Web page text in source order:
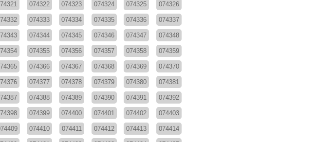
074322 074323 074324 074325 074326
074333 074334 074335 074336 074337
074344 074345 074346 074347 074348
074355 074356 074357 074358 074359
074366 074367 074368 074369 074370
074377 074378 074379 074380 074381
074388 074389 074390 074391 074392
074399 074400 074401 074402 074403
074410 074411 074412 074413 074414